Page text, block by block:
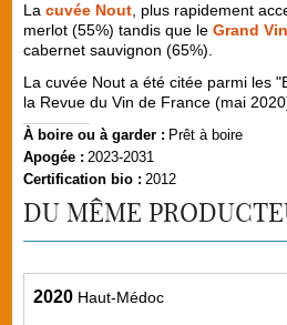
La cuvée Nout, plus rapidement
merlot (55%) tandis que le Grand Vin
cabernet sauvignon (65%).
La cuvée Nout a été citée parmi les
la Revue du Vin de France (mai
À boire ou à garder : Prêt à boire
Apogée : 2023-2031
Certification bio : 2012
DU MÊME
2020 Haut-Médoc